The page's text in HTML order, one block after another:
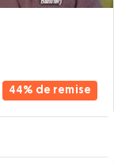
44% de remise